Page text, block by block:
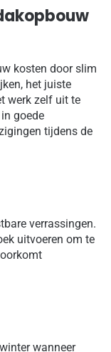
kosten door slim
het juiste
werk zelf uit te
goede
tijdens de
verrassingen.
uitvoeren om te
wanneer